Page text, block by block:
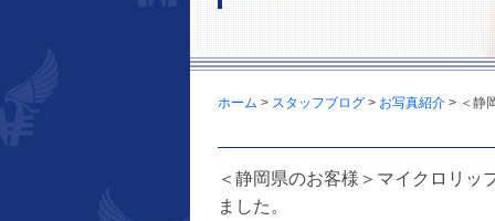
ホーム > スタッフブログ > お写真紹介 > ＜静
＜静岡県のお客様＞マイクロリッ
ました。